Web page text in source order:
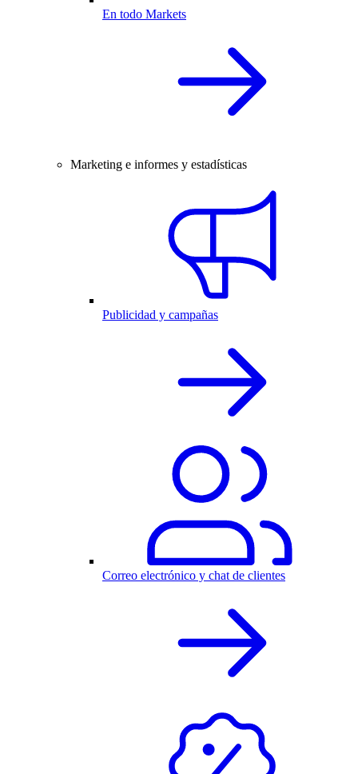
En todo Markets
Marketing e informes y estadísticas
Publicidad y campañas
Correo electrónico y chat de clientes